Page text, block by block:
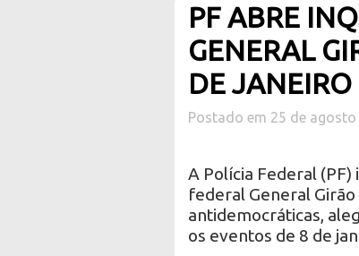
PF ABRE
GENERAL
DE JANEIRO
Postado em 25 de agosto
A Polícia Federal
federal General
antidemocráticas,
os eventos de 8 de